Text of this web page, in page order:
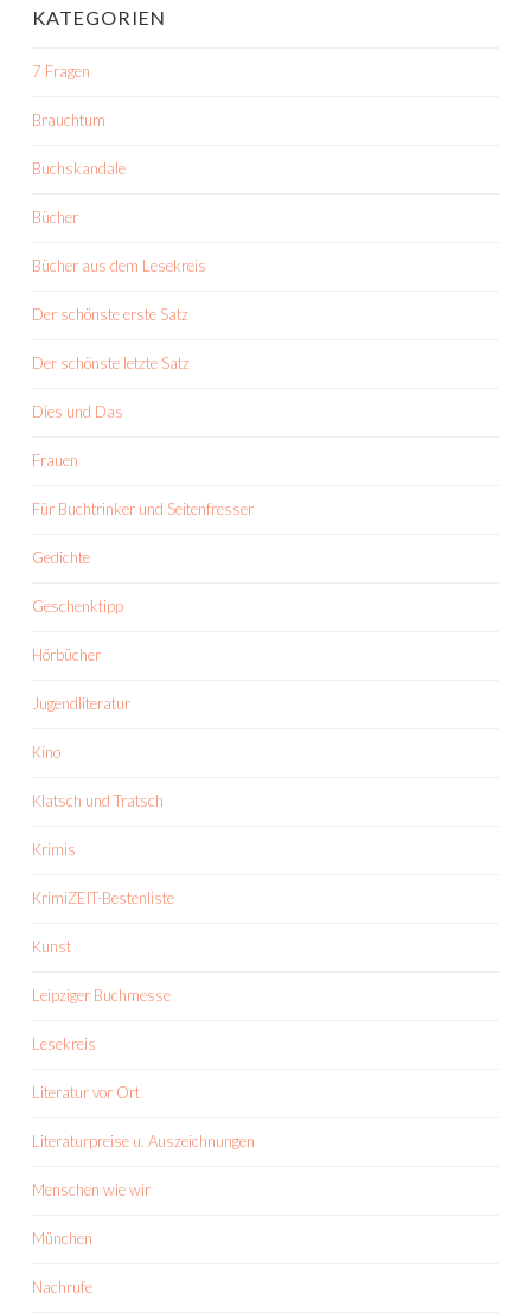
KATEGORIEN
7 Fragen
Brauchtum
Buchskandale
Bücher
Bücher aus dem Lesekreis
Der schönste erste Satz
Der schönste letzte Satz
Dies und Das
Frauen
Für Buchtrinker und Seitenfresser
Gedichte
Geschenktipp
Hörbücher
Jugendliteratur
Kino
Klatsch und Tratsch
Krimis
KrimiZEIT-Bestenliste
Kunst
Leipziger Buchmesse
Lesekreis
Literatur vor Ort
Literaturpreise u. Auszeichnungen
Menschen wie wir
München
Nachrufe